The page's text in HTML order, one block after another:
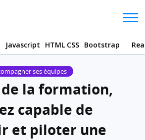
Javascript HTML CSS Bootstrap
ses équipes
la formation,
capable de
et piloter une